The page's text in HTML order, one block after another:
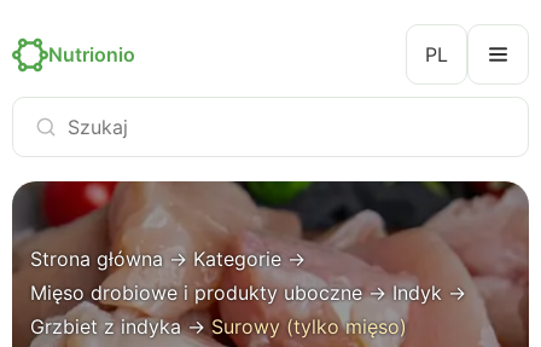
Nutrionio PL
Strona główna → Kategorie →
Mięso drobiowe i produkty uboczne→ Indyk →
Grzbiet z indyka→Surowy (tylko mięso)